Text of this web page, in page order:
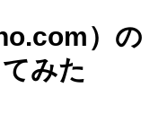
）の
みた